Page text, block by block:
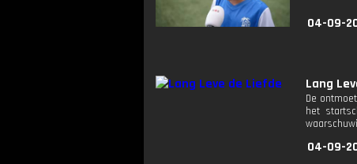
04-09-
Lang
De
het
04-09-